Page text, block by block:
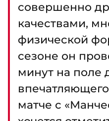
совершенно
качествами,
физической
сезоне он
минут на поле
матче с